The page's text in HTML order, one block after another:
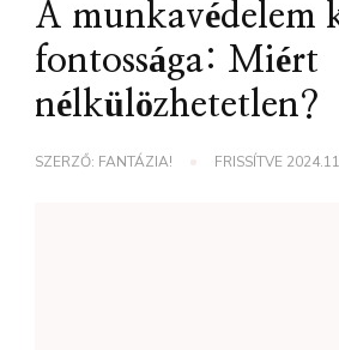
A munkavédelem
fontossága: Miért
nélkülözhetetlen?
SZERZŐ: FANTÁZIA! FRISSÍTVE